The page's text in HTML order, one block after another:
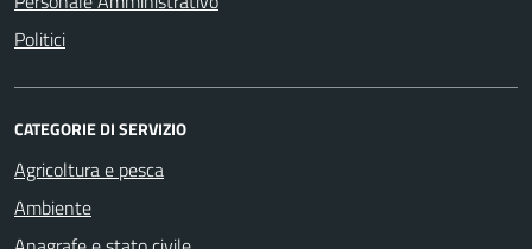
Politici
CATEGORIE DI SERVIZIO
Agricoltura e pesca
Ambiente